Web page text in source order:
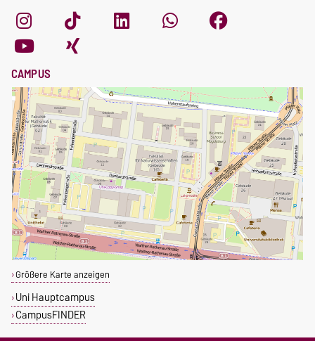
CAMPUS
Größere Karte anzeigen
Uni Hauptcampus
CampusFINDER